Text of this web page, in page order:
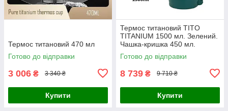
Термос титановий 470 мл
Готово до відправки
3 006 ₴ 3 340 ₴
Купити
Термос титановий TITO
TITANIUM 1500 мл. Зелений.
Чашка-кришка 450 мл.
Вбудований ремінь
Готово до відправки
8 739 ₴ 9 710 ₴
Купити